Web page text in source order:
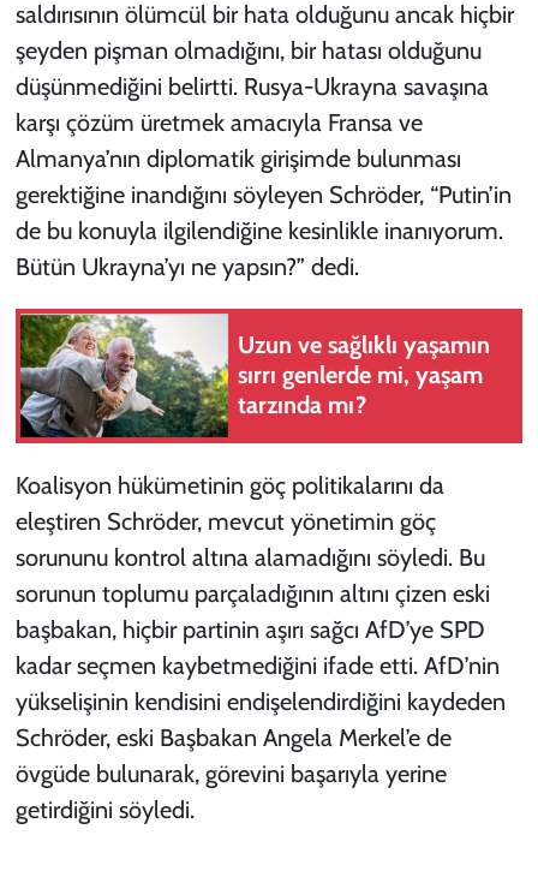
saldırısının ölümcül bir hata olduğunu ancak hiçbir
şeyden pişman olmadığını, bir hatası olduğunu
düşünmediğini belirtti. Rusya-Ukrayna savaşına
karşı çözüm üretmek amacıyla Fransa ve
Almanya’nın diplomatik girişimde bulunması
gerektiğine inandığını söyleyen Schröder, “Putin’in
de bu konuyla ilgilendiğine kesinlikle inanıyorum.
Bütün Ukrayna’yı ne yapsın?” dedi.
Uzun ve sağlıklı yaşamın
sırrı genlerde mi, yaşam
tarzında mı?
Koalisyon hükümetinin göç politikalarını da
eleştiren Schröder, mevcut yönetimin göç
sorununu kontrol altına alamadığını söyledi. Bu
sorunun toplumu parçaladığının altını çizen eski
başbakan, hiçbir partinin aşırı sağcı AfD’ye SPD
kadar seçmen kaybetmediğini ifade etti. AfD’nin
yükselişinin kendisini endişelendirdiğini kaydeden
Schröder, eski Başbakan Angela Merkel’e de
övgüde bulunarak, görevini başarıyla yerine
getirdiğini söyledi.